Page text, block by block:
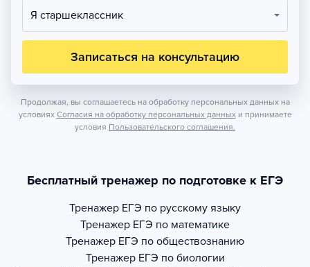
Я старшеклассник
Записаться на консультацию
Продолжая, вы соглашаетесь на обработку персональных данных на
условиях Согласия на обработку персональных данных и принимаете
условия Пользовательского соглашения.
Бесплатный тренажер по подготовке к ЕГЭ
Тренажер ЕГЭ по русскому языку
Тренажер ЕГЭ по математике
Тренажер ЕГЭ по обществознанию
Тренажер ЕГЭ по биологии